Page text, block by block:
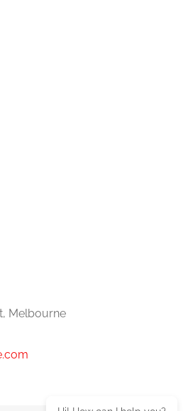
Melbourne